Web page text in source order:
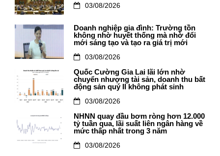
03/08/2026
Doanh nghiệp gia đình: Trường tồn
không nhờ huyết thống mà nhờ đổi
mới sáng tạo và tạo ra giá trị mới
03/08/2026
Quốc Cường Gia Lai lãi lớn nhờ
chuyển nhượng tài sản, doanh thu bất
động sản quý II không phát sinh
03/08/2026
NHNN quay đầu bơm ròng hơn 12.000
tỷ tuần qua, lãi suất liên ngân hàng về
mức thấp nhất trong 3 năm
03/08/2026